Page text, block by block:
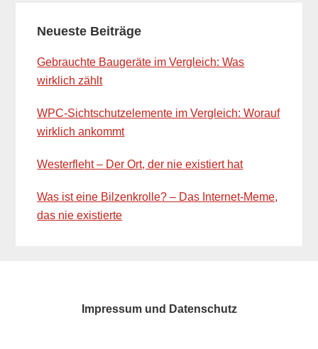
Sidebar
Neueste Beiträge
Gebrauchte Baugeräte im Vergleich: Was
wirklich zählt
WPC-Sichtschutzelemente im Vergleich: Worauf
wirklich ankommt
Westerfleht – Der Ort, der nie existiert hat
Was ist eine Bilzenkrolle? – Das Internet-Meme,
das nie existierte
Impressum und Datenschutz